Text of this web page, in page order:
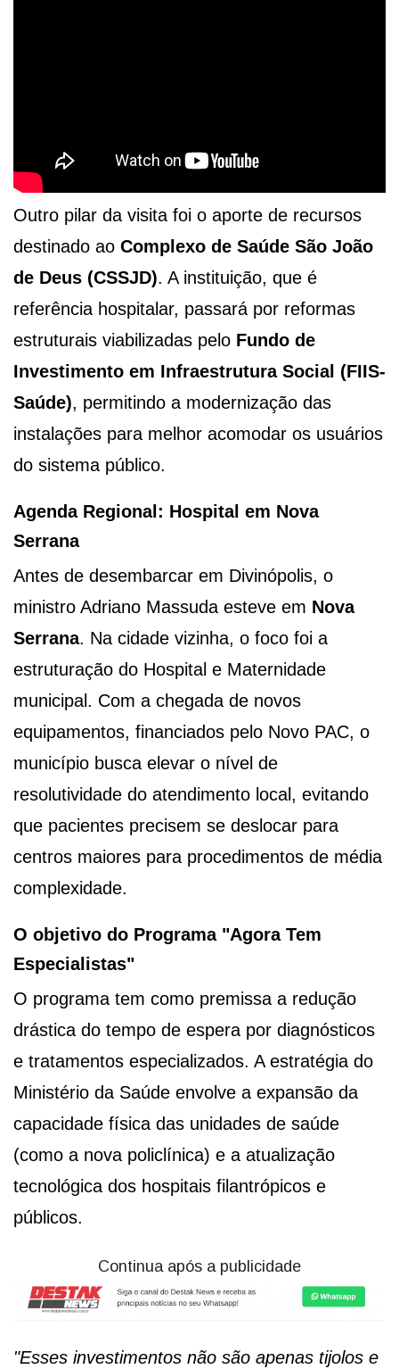
Outro pilar da visita foi o aporte de recursos
destinado ao Complexo de Saúde São João
de Deus (CSSJD). A instituição, que é
referência hospitalar, passará por reformas
estruturais viabilizadas pelo Fundo de
Investimento em Infraestrutura Social (FIIS-
Saúde), permitindo a modernização das
instalações para melhor acomodar os usuários
do sistema público.
Agenda Regional: Hospital em Nova
Serrana
Antes de desembarcar em Divinópolis, o
ministro Adriano Massuda esteve em Nova
Serrana. Na cidade vizinha, o foco foi a
estruturação do Hospital e Maternidade
municipal. Com a chegada de novos
equipamentos, financiados pelo Novo PAC, o
município busca elevar o nível de
resolutividade do atendimento local, evitando
que pacientes precisem se deslocar para
centros maiores para procedimentos de média
complexidade.
O objetivo do Programa "Agora Tem
Especialistas"
O programa tem como premissa a redução
drástica do tempo de espera por diagnósticos
e tratamentos especializados. A estratégia do
Ministério da Saúde envolve a expansão da
capacidade física das unidades de saúde
(como a nova policlínica) e a atualização
tecnológica dos hospitais filantrópicos e
públicos.
Continua após a publicidade
"Esses investimentos não são apenas tijolos e